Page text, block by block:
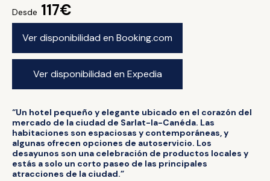
Desde 117€
Ver disponibilidad en Booking.com
Ver disponibilidad en Expedia
“Un hotel pequeño y elegante ubicado en el corazón del
mercado de la ciudad de Sarlat-la-Canéda. Las
habitaciones son espaciosas y contemporáneas, y
algunas ofrecen opciones de autoservicio. Los
desayunos son una celebración de productos locales y
estás a solo un corto paseo de las principales
atracciones de la ciudad.”